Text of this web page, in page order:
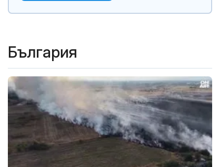
България